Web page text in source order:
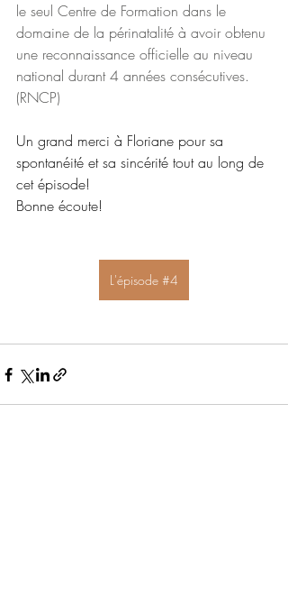
le seul Centre de Formation dans le
domaine de la périnatalité à avoir obtenu
une reconnaissance officielle au niveau
national durant 4 années consécutives.
(RNCP)
Un grand merci à Floriane pour sa
spontanéité et sa sincérité tout au long de
cet épisode!
Bonne écoute!
L'épisode #4